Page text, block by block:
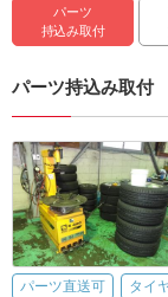
パーツ
持込み取付
パーツ持込み取付
パーツ直送可 タイ